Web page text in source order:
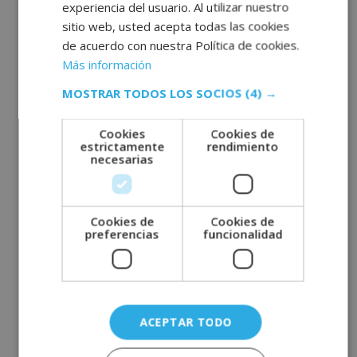
Maestría Internacional en Coach Nutricional
Maestría Internacional en Dietética y Nutrición +
Maestría Internacional en Coaching Nutricional
ESCUELA EL GREMIO
Maestría Internacional de Tatuajes + Maestría
Internacional Higiénico-Sanitario
ESCUELA DE TURISMO Y GASTRONOMÍA DE LOS
PIRINEOS
Maestría Internacional en Revenue Management
Maestría Internacional en Marketing Turístico +
Maestría Internacional en Marketing Digital
Maestría Internacional en Gestión de Eventos de
Marketing y Comunicación
experiencia del usuario. Al utilizar nuestro
sitio web, usted acepta todas las cookies
de acuerdo con nuestra Política de cookies.
Más información
MOSTRAR TODOS LOS SOCIOS (4) →
Cookies
estrictamente
necesarias
Cookies de
rendimiento
Cookies de
preferencias
Cookies de
funcionalidad
ACEPTAR TODO